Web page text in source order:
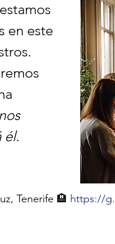
en este
él.
Tenerife 🏨 https://